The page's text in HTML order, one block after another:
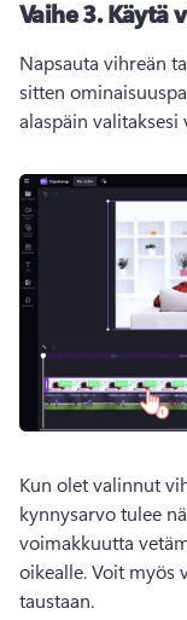
Vaihe 3.Käytä
Napsauta vihreän
sitten
alaspäin
Kun olet valinnut
kynnysarvo tulee
voimakkuutta
oikealle. Voit myös
taustaan.